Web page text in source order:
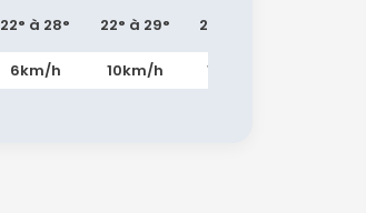
22° à 28°
6km/h
22° à 29°
10km/h
23° à 29°
13km/h